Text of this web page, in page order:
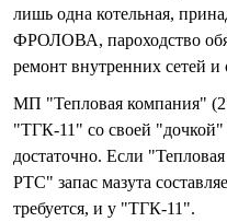
лишь одна котельная,
ФРОЛОВА, пароходство
ремонт внутренних сетей и
МП "Тепловая компания"
"ТГК-11" со своей
достаточно. Если
РТС" запас мазута
требуется, и у "ТГК-11".